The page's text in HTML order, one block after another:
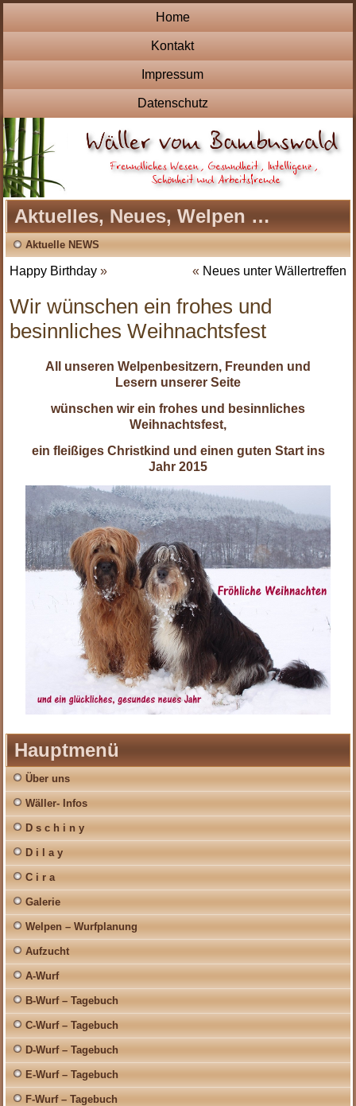
Home
Kontakt
Impressum
Datenschutz
Aktuelles, Neues, Welpen …
Aktuelle NEWS
Happy Birthday » « Neues unter Wällertreffen
Wir wünschen ein frohes und
besinnliches Weihnachtsfest
All unseren Welpenbesitzern, Freunden und
Lesern unserer Seite
wünschen wir ein frohes und besinnliches
Weihnachtsfest,
ein fleißiges Christkind und einen guten Start ins
Jahr 2015
Hauptmenü
Über uns
Wäller- Infos
D s c h i n y
D i l a y
C i r a
Galerie
Welpen – Wurfplanung
Aufzucht
A-Wurf
B-Wurf – Tagebuch
C-Wurf – Tagebuch
D-Wurf – Tagebuch
E-Wurf – Tagebuch
F-Wurf – Tagebuch